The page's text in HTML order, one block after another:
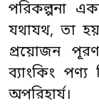
পরিকল্পনা
যথাযথ, তা
প্রয়োজন
ব্যাংকিং
অপরিহার্য।